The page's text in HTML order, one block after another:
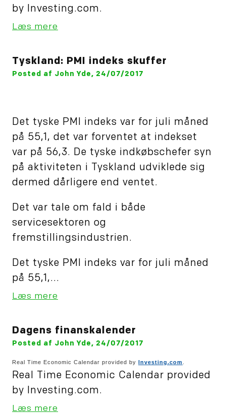
by Investing.com.
Læs mere
Tyskland: PMI indeks skuffer
Posted af John Yde, 24/07/2017
Det tyske PMI indeks var for juli måned
på 55,1, det var forventet at indekset
var på 56,3. De tyske indkøbschefer syn
på aktiviteten i Tyskland udviklede sig
dermed dårligere end ventet.
Det var tale om fald i både
servicesektoren og
fremstillingsindustrien.
Det tyske PMI indeks var for juli måned
på 55,1,...
Læs mere
Dagens finanskalender
Posted af John Yde, 24/07/2017
Real Time Economic Calendar provided by Investing.com
Real Time Economic Calendar provided
by Investing.com.
Læs mere